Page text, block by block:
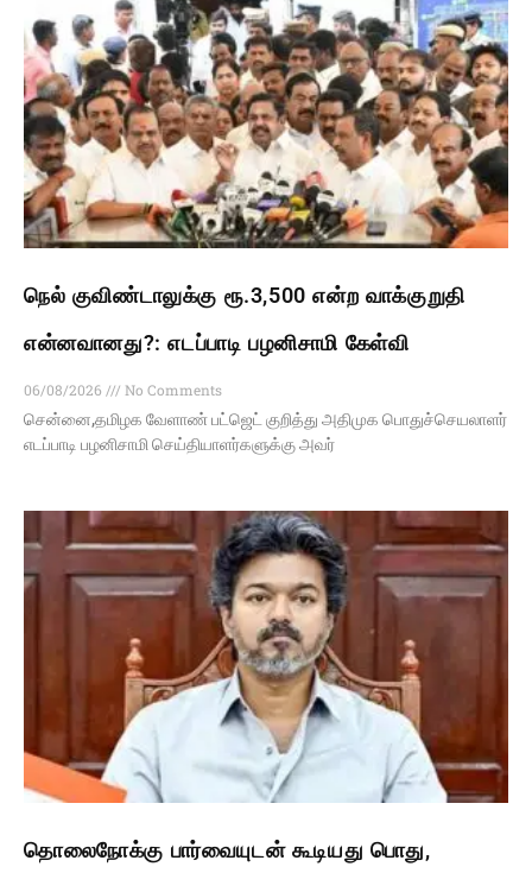
நெல் குவிண்டாலுக்கு ரூ.3,500 என்ற வாக்குறுதி
என்னவானது?: எடப்பாடி பழனிசாமி கேள்வி
06/08/2026
No Comments
சென்னை,தமிழக வேளாண் பட்ஜெட் குறித்து அதிமுக பொதுச்செயலாளர்
எடப்பாடி பழனிசாமி செய்தியாளர்களுக்கு அவர்
தொலைநோக்கு பார்வையுடன் கூடியது பொது,